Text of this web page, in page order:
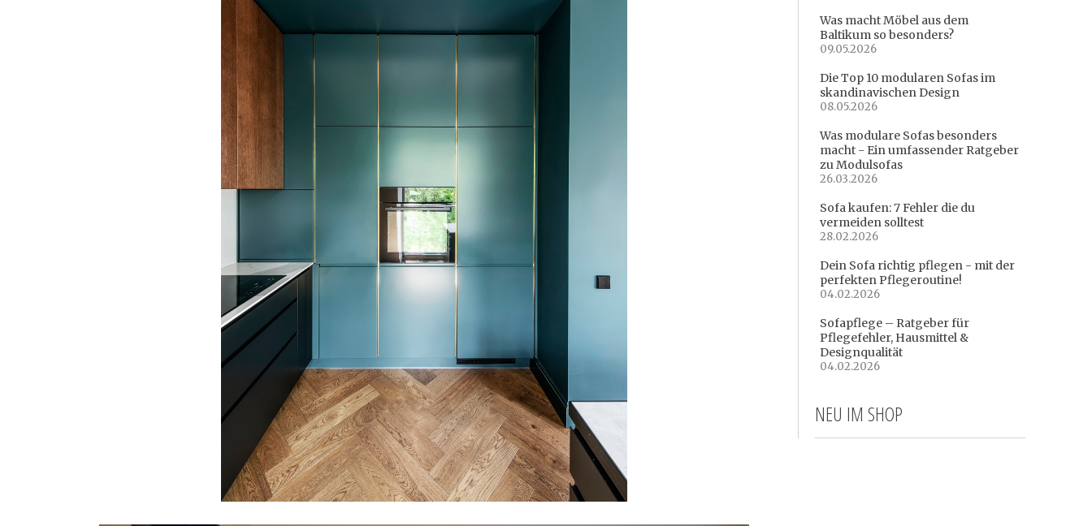
Was macht Möbel aus dem
Baltikum so besonders?
09.05.2026
Die Top 10 modularen Sofas im
skandinavischen Design
08.05.2026
Was modulare Sofas besonders
macht - Ein umfassender Ratgeber
zu Modulsofas
26.03.2026
Sofa kaufen: 7 Fehler die du
vermeiden solltest
28.02.2026
Dein Sofa richtig pflegen - mit der
perfekten Pflegeroutine!
04.02.2026
Sofapflege – Ratgeber für
Pflegefehler, Hausmittel &
Designqualität
04.02.2026
NEU IM SHOP